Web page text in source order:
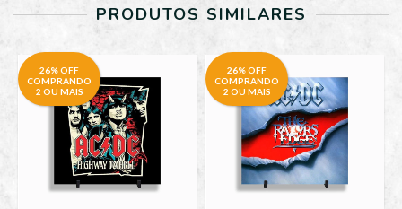
PRODUTOS SIMILARES
26% OFF
COMPRANDO
2 OU MAIS
26% OFF
COMPRANDO
2 OU MAIS